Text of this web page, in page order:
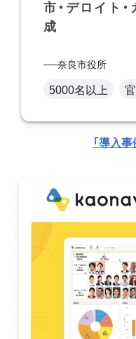
市・デロイト
成
奈良市役所
5000名以上
「導入